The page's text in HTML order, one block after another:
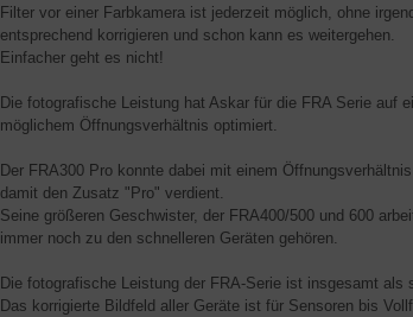
Filter vor einer Farbkamera ist jederzeit möglich, ohne
entsprechend korrigieren und schon kann es weitergehen.
Einfacher geht es nicht!
Die fotografische Leistung hat Askar für die FRA Serie auf
möglichem Öffnungsverhältnis optimiert.
Der FRA300 Pro konnte dabei mit einem
damit den Zusatz "Pro" verdient.
Seine größeren Geschwister, der FRA400/500 und 600
immer noch zu den schnelleren Geräten gehören.
Die fotografische Leistung der FRA-Serie ist insgesamt als
Das korrigierte Bildfeld aller Geräte ist für Sensoren bis